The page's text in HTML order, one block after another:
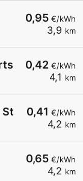
0,95 €/kWh
3,9 km
0,42 €/kWh
4,1 km
0,41 €/kWh
4,2 km
Stadt
0,65 €/kWh
4,2 km